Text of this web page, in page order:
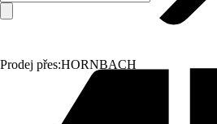
Prodej přes:HORNBACH